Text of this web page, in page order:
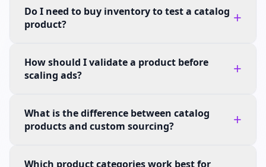
Do I need to buy inventory to test a catalog
product?
+
How should I validate a product before
scaling ads?
+
What is the difference between catalog
products and custom sourcing?
+
Which product categories work best for